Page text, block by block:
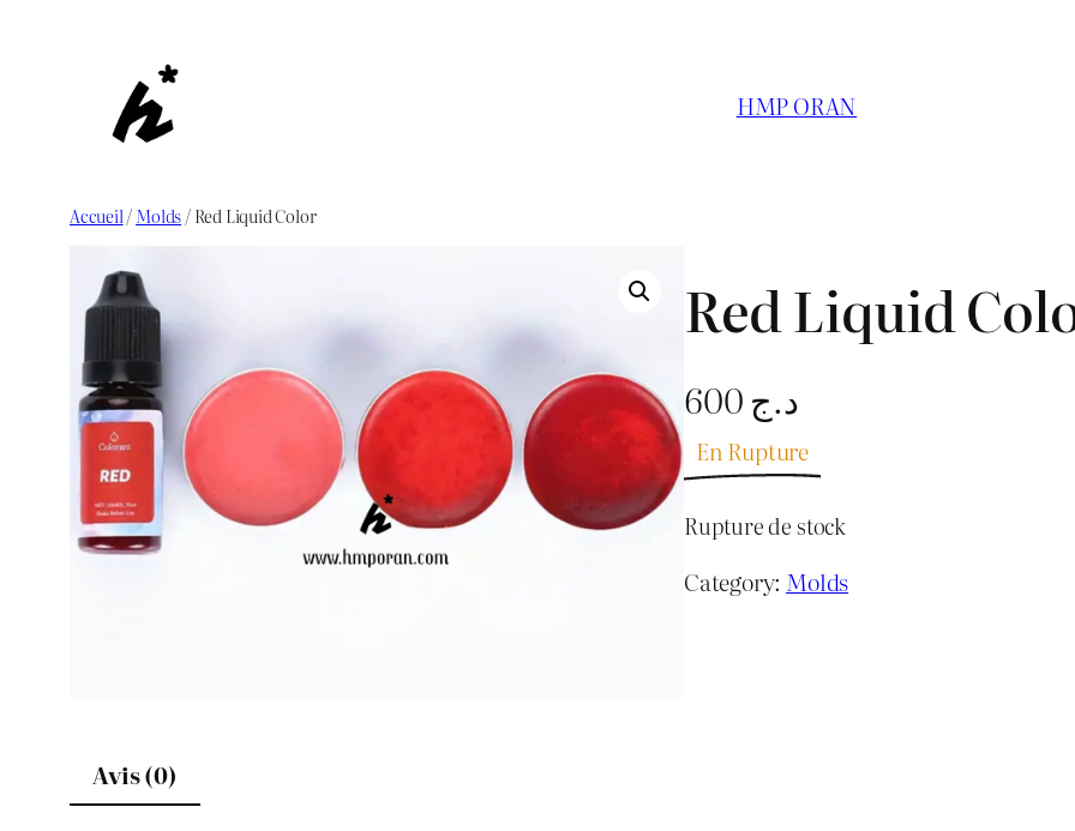
HMP ORAN
Accueil/Molds/ Red Liquid Color
Red Liquid
د.ج
En Rupture
Rupture de stock
Category: Molds
Avis (0)